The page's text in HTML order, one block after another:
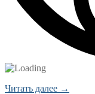
Читать далее →